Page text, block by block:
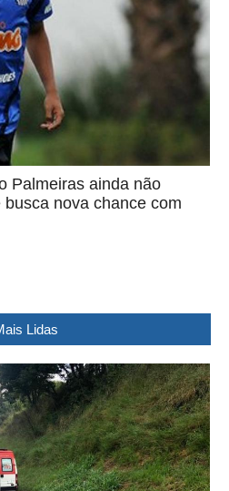
Palmeiras ainda não
nova chance com
Lidas